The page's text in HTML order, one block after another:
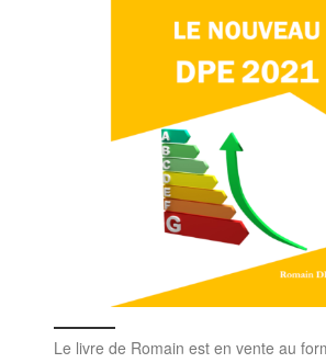
Le livre de Romain est en vente au